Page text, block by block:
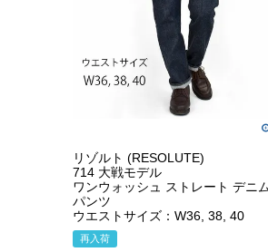
リゾルト (RESOLUTE)
714 大戦モデル
ワンウォッシュ ストレート デニ
パンツ
ウエストサイズ：W36, 38, 40
再入荷